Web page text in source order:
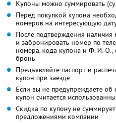
Купоны можно суммировать
Перед покупкой купона
номеров на интересующую
После подтверждения
и забронировать номер по
номера, кода купона и Ф. И. О.,
бронь
Предъявляйте паспорт и
купон при заезде
Если вы не предупреждаете об
купон считается
Скидка по купону не
предложениями компании